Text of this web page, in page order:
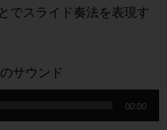
でスライド奏法を表現す
サウンド
00:00